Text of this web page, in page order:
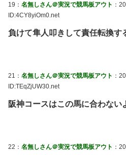
19： 名無しさん＠実況で競馬板アウト ：
ID:4CY8yiOm0.net
負けて隼人叩きして責任転換す
21： 名無しさん＠実況で競馬板アウト ：
ID:TEqZjUW30.net
阪神コースはこの馬に合わない
22： 名無しさん＠実況で競馬板アウト ：